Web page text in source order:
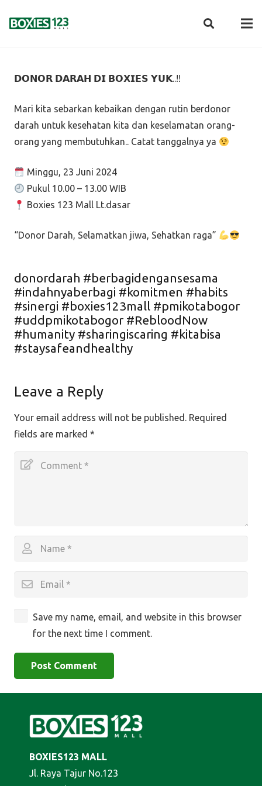
𝗗𝗢𝗡𝗢𝗥 𝗗𝗔𝗥𝗔𝗛 𝗗𝗜 𝗕𝗢𝗫𝗜𝗘𝗦 𝗬𝗨𝗞..!!
Mari kita sebarkan kebaikan dengan rutin berdonor
darah untuk kesehatan kita dan keselamatan orang-
orang yang membutuhkan.. Catat tanggalnya ya
Minggu, 23 Juni 2024
Pukul 10.00 – 13.00 WIB
Boxies 123 Mall Lt.dasar
“Donor Darah, Selamatkan jiwa, Sehatkan raga”
donordarah #berbagidengansesama
#indahnyaberbagi #komitmen #habits
#sinergi #boxies123mall #pmikotabogor
#uddpmikotabogor #RebloodNow
#humanity #sharingiscaring #kitabisa
#staysafeandhealthy
Leave a Reply
Your email address will not be published. Required
fields are marked *
Save my name, email, and website in this browser
for the next time I comment.
Post Comment
BOXIES123 MALL
Jl. Raya Tajur No.123